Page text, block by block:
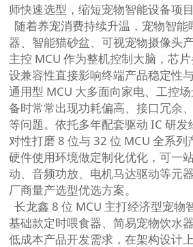
师快速选型，缩短宠物智能设备项目
随着养宠消费持续升温，宠物智能
器、智能猫砂盆、可视宠物摄像头
主控 MCU 作为整机控制大脑，芯
设兼容性直接影响终端产品稳定性
通用型 MCU 大多面向家电、工控
备时常常出现功耗偏高、接口冗余
等问题。依托多年配套驱动 IC 研
对性打磨 8 位与 32 位 MCU 全系
硬件使用环境做定制化优化，可一
动、音频功放、电机马达驱动等元
厂商量产选型优选方案。
长龙鑫 8 位 MCU 主打经济型宠物
基础款定时喂食器、简易宠物饮水
低成本产品开发需求，在架构设计